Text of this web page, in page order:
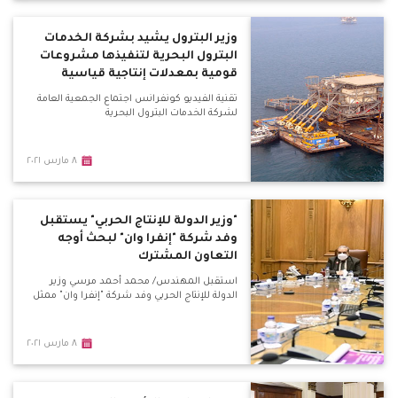
وزير البترول يشيد بشركة الخدمات
البترول البحرية لتنفيذها مشروعات
قومية بمعدلات إنتاجية قياسية
تقنية الفيديو كونفرانس اجتماع الجمعية العامة
لشركة الخدمات البترول البحرية
٨ مارس ٢٠٢١
"وزير الدولة للإنتاج الحربي" يستقبل
وفد شركة "إنفرا وان" لبحث أوجه
التعاون المشترك
استقبل المهندس/ محمد أحمد مرسي وزير
الدولة للإنتاج الحربي وفد شركة "إنفرا وان" ممثل
٨ مارس ٢٠٢١